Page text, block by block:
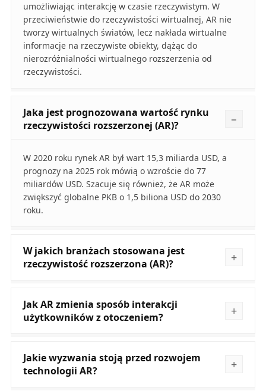
umożliwiając interakcję w czasie rzeczywistym. W
przeciwieństwie do rzeczywistości wirtualnej, AR nie
tworzy wirtualnych światów, lecz nakłada wirtualne
informacje na rzeczywiste obiekty, dążąc do
nierozróżnialności wirtualnego rozszerzenia od
rzeczywistości.
Jaka jest prognozowana wartość rynku
rzeczywistości rozszerzonej (AR)?
W 2020 roku rynek AR był wart 15,3 miliarda USD, a
prognozy na 2025 rok mówią o wzroście do 77
miliardów USD. Szacuje się również, że AR może
zwiększyć globalne PKB o 1,5 biliona USD do 2030
roku.
W jakich branżach stosowana jest
rzeczywistość rozszerzona (AR)?
Jak AR zmienia sposób interakcji
użytkowników z otoczeniem?
Jakie wyzwania stoją przed rozwojem
technologii AR?